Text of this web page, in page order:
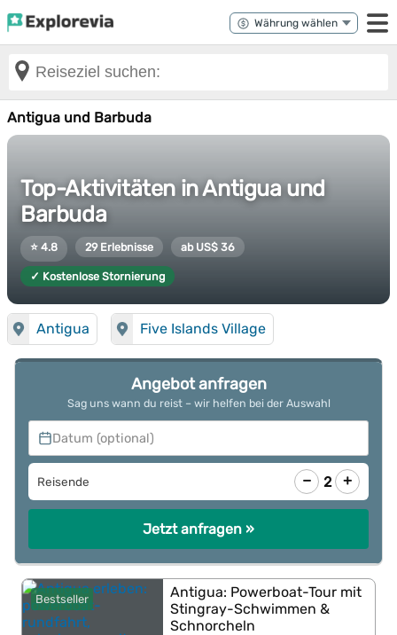
Antigua und Barbuda
Top-Aktivitäten in Antigua und
Barbuda
⭐ 4.8 29 Erlebnisse ab US$ 36
✓ Kostenlose Stornierung
Antigua Five Islands Village
Angebot anfragen
Sag uns wann du reist – wir helfen bei der Auswahl
Datum (optional)
Reisende − 2 +
Jetzt anfragen »
Bestseller
Antigua: Powerboat-Tour mit
Stingray-Schwimmen &
Schnorcheln